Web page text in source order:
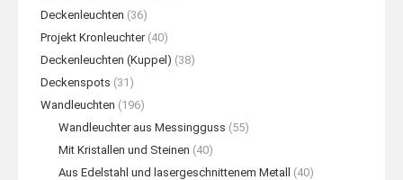
Deckenleuchten (36)
Projekt Kronleuchter (40)
Deckenleuchten (Kuppel) (38)
Deckenspots (31)
Wandleuchten (196)
Wandleuchter aus Messingguss (55)
Mit Kristallen und Steinen (40)
Aus Edelstahl und lasergeschnittenem Metall
(40)